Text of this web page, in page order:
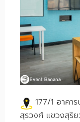
177/1 อาคา
สุรวงศ์ แขวงสุริ